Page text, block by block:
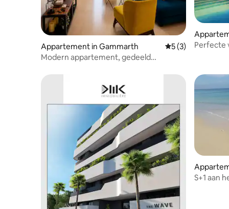
Appartement in Gammarth Gemiddelde
5 (3)
Modern appartement, gedeeld
Perfecte
S+1 aan